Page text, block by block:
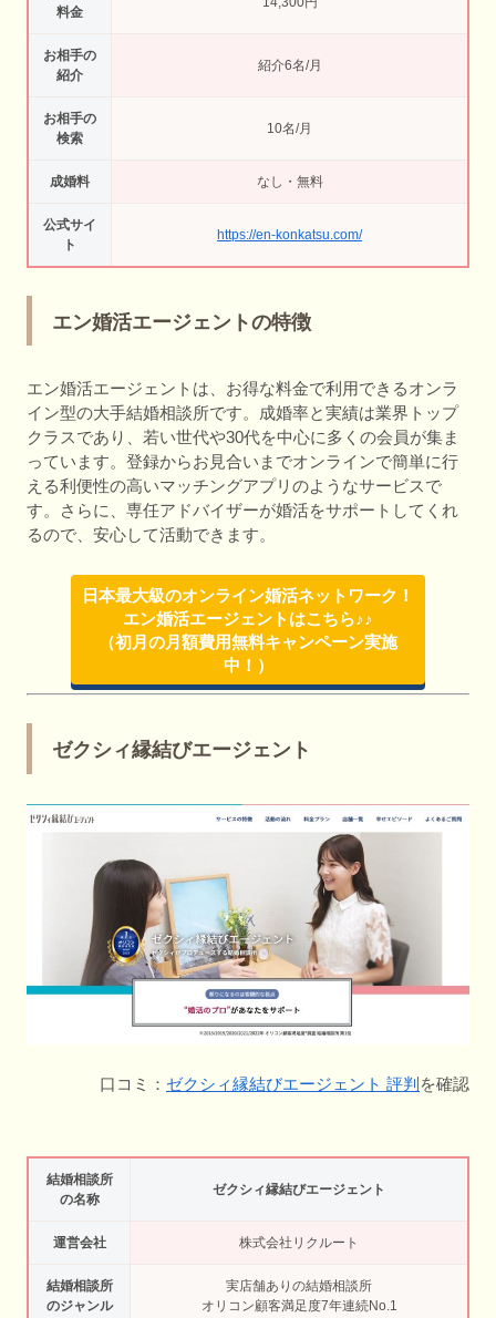
料金
お相手の
紹介
紹介6名/月
お相手の
検索
10名/月
成婚料 なし・無料
公式サイ
ト
https://en-konkatsu.com/
エン婚活エージェントの特徴
エン婚活エージェントは、お得な料金で利用できるオンラ
イン型の大手結婚相談所です。成婚率と実績は業界トップ
クラスであり、若い世代や30代を中心に多くの会員が集ま
っています。登録からお見合いまでオンラインで簡単に行
える利便性の高いマッチングアプリのようなサービスで
す。さらに、専任アドバイザーが婚活をサポートしてくれ
るので、安心して活動できます。
日本最大級のオンライン婚活ネットワーク！
エン婚活エージェントはこちら♪♪
（初月の月額費用無料キャンペーン実施
中！）
ゼクシィ縁結びエージェント
口コミ： ゼクシィ縁結びエージェント 評判 を確認
結婚相談所
の名称
ゼクシィ縁結びエージェント
運営会社 株式会社リクルート
結婚相談所
のジャンル
実店舗ありの結婚相談所
オリコン顧客満足度7年連続No.1